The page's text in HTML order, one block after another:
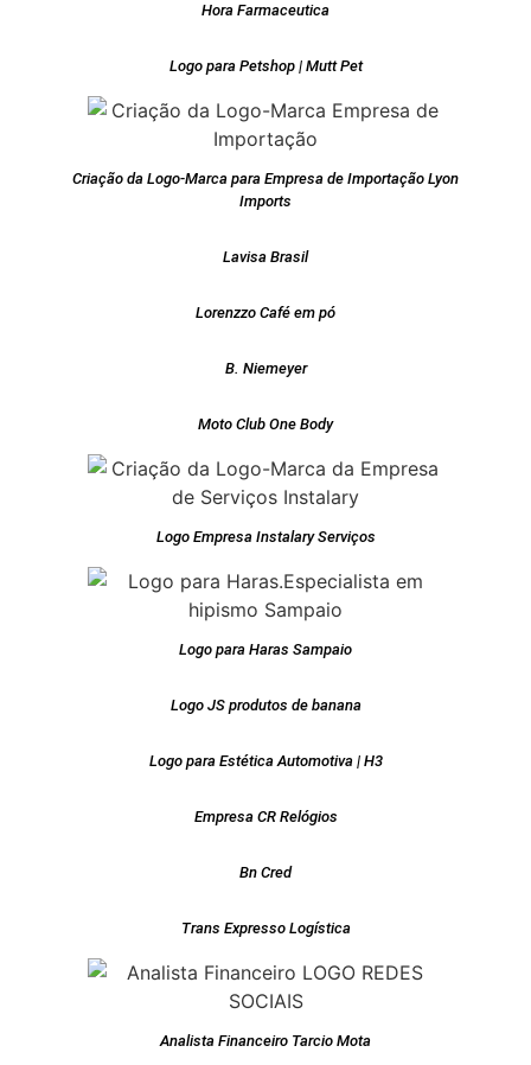
Hora Farmaceutica
Logo para Petshop | Mutt Pet
Criação da Logo-Marca para Empresa de Importação Lyon
Imports
Lavisa Brasil
Lorenzzo Café em pó
B. Niemeyer
Moto Club One Body
Logo Empresa Instalary Serviços
Logo para Haras Sampaio
Logo JS produtos de banana
Logo para Estética Automotiva | H3
Empresa CR Relógios
Bn Cred
Trans Expresso Logística
Analista Financeiro Tarcio Mota